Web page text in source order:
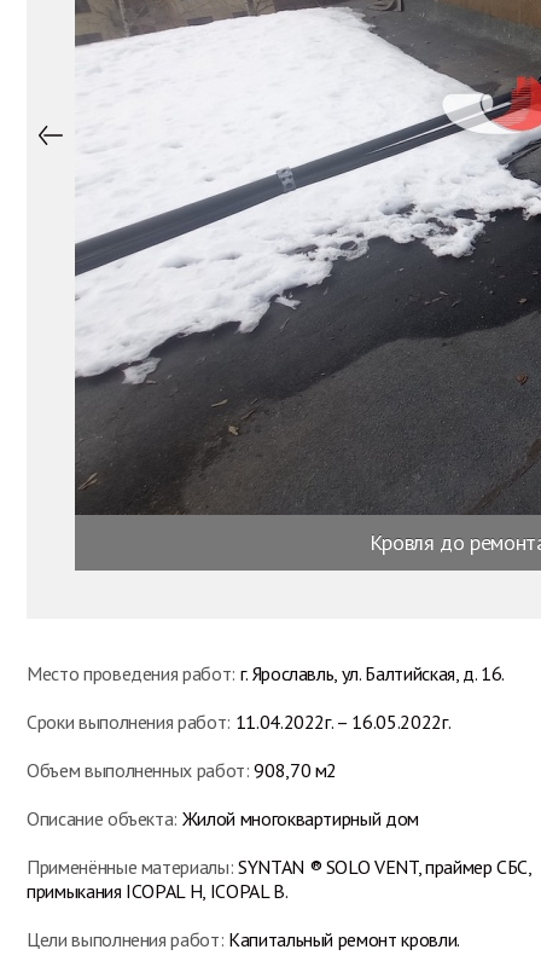
Кровля до
Место проведения работ: г. Ярославль, ул. Балтийская, д. 16.
Сроки выполнения работ: 11.04.2022г. – 16.05.2022г.
Объем выполненных работ: 908,70 м2
Описание объекта: Жилой многоквартирный дом
Применённые материалы: SYNTAN ® SOLO VENT, праймер СБС,
примыкания ICOPAL H, ICOPAL B.
Цели выполнения работ: Капитальный ремонт кровли.